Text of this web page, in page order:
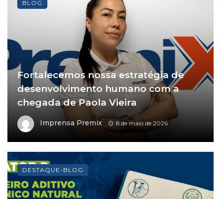
Fortalecemos nossa estratégia de
desenvolvimento humano com a
chegada de Paola Vieira
Imprensa Premix 8 de maio de 2026
BLOG
DESTAQUE-BLOG